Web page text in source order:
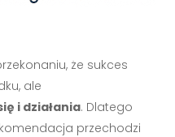
że sukces
ale
i działania. Dlatego
przechodzi